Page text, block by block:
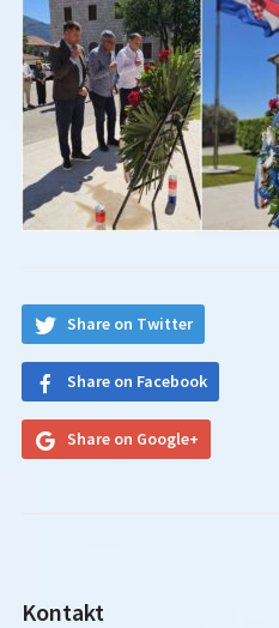
Share on Twitter
Share on Facebook
Share on Google+
Kontakt